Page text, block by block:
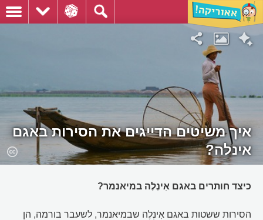
איך משיטים הדייגים את הסירות באגם
אינלה?
כיצד חותרים באגם אִינְלֶה במיאנמר?
הסירות ששטות באגם אִינְלֶה שבמיאנמר, לשעבר בורמה, הן